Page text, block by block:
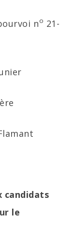
no 21-
candidats
le